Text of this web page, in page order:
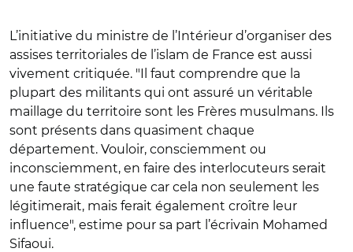
L’initiative du ministre de l’Intérieur d’organiser des
assises territoriales de l’islam de France est aussi
vivement critiquée. "Il faut comprendre que la
plupart des militants qui ont assuré un véritable
maillage du territoire sont les Frères musulmans. Ils
sont présents dans quasiment chaque
département. Vouloir, consciemment ou
inconsciemment, en faire des interlocuteurs serait
une faute stratégique car cela non seulement les
légitimerait, mais ferait également croître leur
influence", estime pour sa part l’écrivain Mohamed
Sifaoui.